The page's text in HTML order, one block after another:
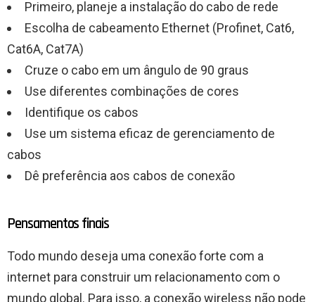
Primeiro, planeje a instalação do cabo de rede
Escolha de cabeamento Ethernet (Profinet, Cat6,
Cat6A, Cat7A)
Cruze o cabo em um ângulo de 90 graus
Use diferentes combinações de cores
Identifique os cabos
Use um sistema eficaz de gerenciamento de
cabos
Dê preferência aos cabos de conexão
Pensamentos finais
Todo mundo deseja uma conexão forte com a
internet para construir um relacionamento com o
mundo global. Para isso, a conexão wireless não pode